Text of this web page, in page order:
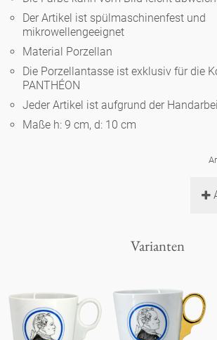
Porzellan
Ozean
klassische Musiker
zeitgenössische
Espressotassen 'Glam'
Runde Teller - weiß
Ovale Teller - weiß
Runde Teller 'de Luxe'
Ovale Teller 'de Luxe'
Lange Teller 'de Luxe'
Noël
Teekanne
Vasen 'de Luxe'
Fressnapf
Goldener Käfig
Korb 'de Luxe'
Schalen 'de Luxe'
Hände und Füße
Bad
Schnickschnack
Unpraktisch
Spielen
Dies & Das
Besteck
Schachspiel Alice
Alices Schachspiel 'de
noch mehr Figuren
Berliner Duft
Der Artikel ist spülmaschinenfest und
mikrowellengeeignet
Material Porzellan
Die Porzellantasse ist exklusiv für die
PANTHÉON
Jeder Artikel ist aufgrund der
Maße h: 9 cm, d: 10 cm
Varianten